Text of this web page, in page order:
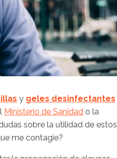
y geles desinfectantes
Ministerio de Sanidad o la
sobre la utilidad de estos
me contagie?